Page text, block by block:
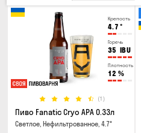
Крепость
4.7 °
Горечь
35 IBU
Плотность
12 %
(1)
Пиво Fanatic Cryo APA 0.33л
Светлое, Нефильтрованное, 4.7°